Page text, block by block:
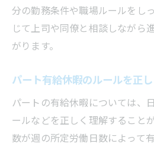
分の勤務条件や職場ルールをし
じて上司や同僚と相談しながら
がります。
パート有給休暇のルールを正
パートの有給休暇については、
ールなどを正しく理解すること
数が週の所定労働日数によって